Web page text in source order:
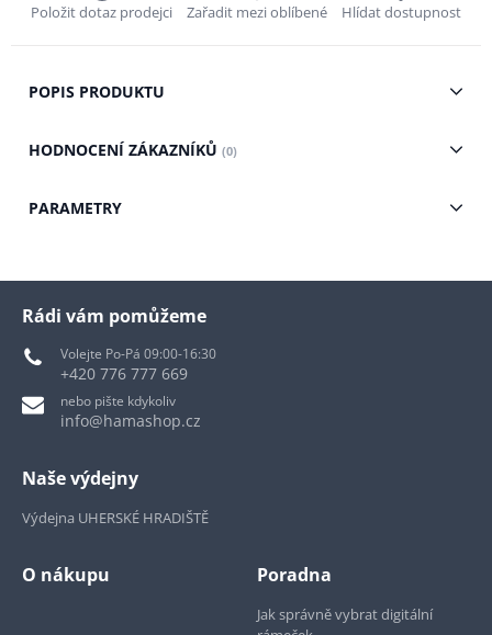
Položit dotaz prodejci Zařadit mezi oblíbené Hlídat dostupnost
POPIS PRODUKTU
HODNOCENÍ ZÁKAZNÍKŮ (0)
PARAMETRY
Rádi vám pomůžeme
Volejte Po-Pá 09:00-16:30
+420 776 777 669
nebo pište kdykoliv
info@hamashop.cz
Naše výdejny
Výdejna UHERSKÉ HRADIŠTĚ
O nákupu Poradna
Jak správně vybrat digitální